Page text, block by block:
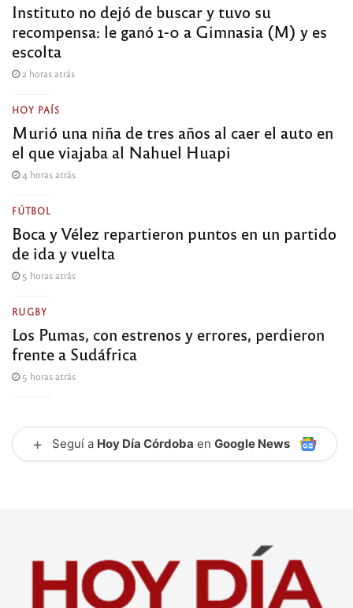
Instituto no dejó de buscar y tuvo su
recompensa: le ganó 1-0 a Gimnasia (M) y es
escolta
2 horas atrás
HOY PAÍS
Murió una niña de tres años al caer el auto en
el que viajaba al Nahuel Huapi
4 horas atrás
FÚTBOL
Boca y Vélez repartieron puntos en un partido
de ida y vuelta
5 horas atrás
RUGBY
Los Pumas, con estrenos y errores, perdieron
frente a Sudáfrica
5 horas atrás
+ Seguí a Hoy Día Córdoba en Google News